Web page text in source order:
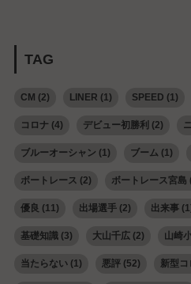
TAG
CM (2) LINER (1) SPEED (1)
コロナ(4) デビュー初勝利 (2)
ブルーオーシャン (1) ブーム(1)
ボートレース (2) ボートレース宮島
優良 (11) 出場選手(2) 出来事
基礎知識(3) 大山千広(2) 山崎
当たらない(1) 悪評(52) 新型コ